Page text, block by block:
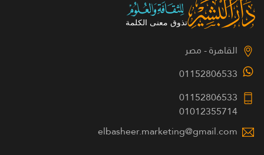
القاهرة - مصر
01152806533
01152806533
01012355714
elbasheer.marketing@gmail.com